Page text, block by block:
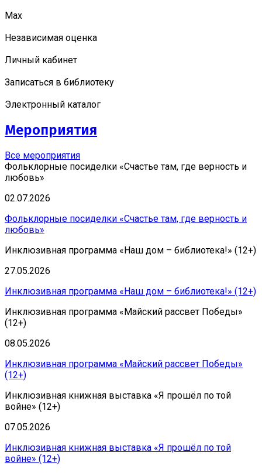
Мах
Независимая оценка
Личный кабинет
Записаться в библиотеку
Электронный каталог
Мероприятия
Все мероприятия
Фольклорные посиделки «Счастье там, где верность и
любовь»
02.07.2026
Фольклорные посиделки «Счастье там, где верность и
любовь»
Инклюзивная программа «Наш дом – библиотека!» (12+)
27.05.2026
Инклюзивная программа «Наш дом – библиотека!» (12+)
Инклюзивная программа «Майский рассвет Победы»
(12+)
08.05.2026
Инклюзивная программа «Майский рассвет Победы»
(12+)
Инклюзивная книжная выставка «Я прошёл по той
войне» (12+)
07.05.2026
Инклюзивная книжная выставка «Я прошёл по той
войне» (12+)